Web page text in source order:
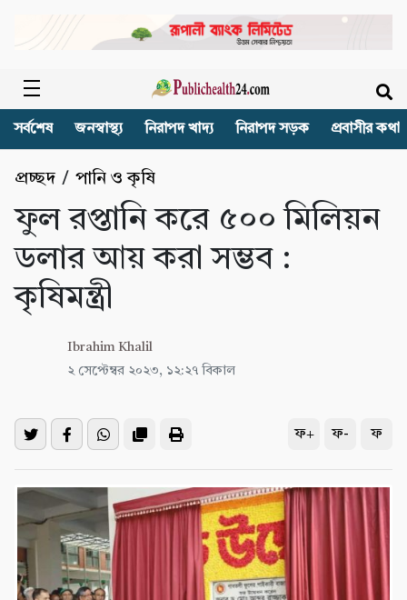
সর্বশেষ জনস্বাস্থ্য নিরাপদ খাদ্য নিরাপদ সড়ক প্রবাসীর কথা
প্রচ্ছদ / পানি ও কৃষি
ফুল রপ্তানি করে ৫০০ মিলিয়ন
ডলার আয় করা সম্ভব :
কৃষিমন্ত্রী
Ibrahim Khalil
২ সেপ্টেম্বর ২০২৩, ১২:২৭ বিকাল
ফ+ ফ- ফ